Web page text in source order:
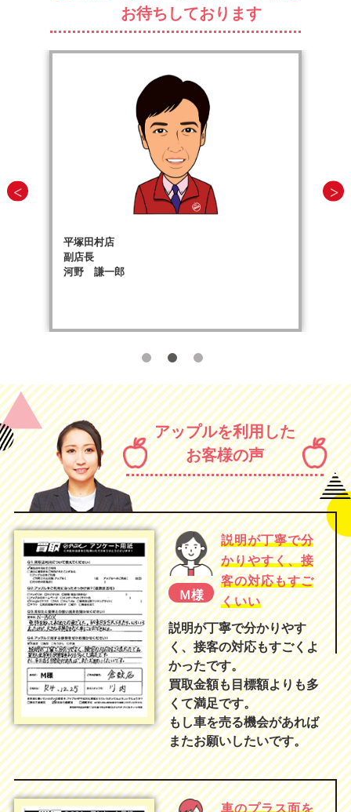
お待ちしております
平塚田村店
副店長
河野 謙一郎
アップルを利用した
お客様の声
Ｍ様
説明が丁寧で分
かりやすく、接
客の対応もすご
くいい
説明が丁寧で分かりやす
く、接客の対応もすごくよ
かったです。
買取金額も目標額よりも多
くて満足です。
もし車を売る機会があれば
またお願いしたいです。
車のプラス面を